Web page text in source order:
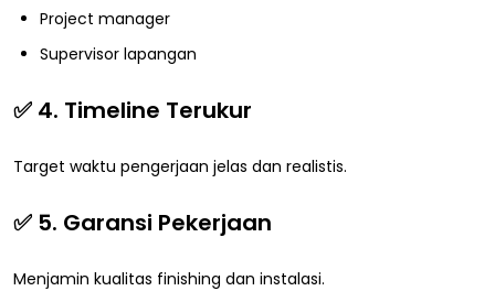
Project manager
Supervisor lapangan
✅ 4. Timeline Terukur
Target waktu pengerjaan jelas dan realistis.
✅ 5. Garansi Pekerjaan
Menjamin kualitas finishing dan instalasi.